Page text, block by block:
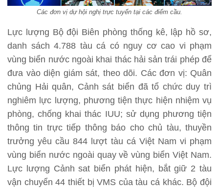
Các đơn vị dự hội nghị trực tuyến tại các điểm cầu.
Lực lượng Bộ đội Biên phòng thống kê, lập hồ sơ,
danh sách 4.788 tàu cá có nguy cơ cao vi phạm
vùng biển nước ngoài khai thác hải sản trái phép để
đưa vào diện giám sát, theo dõi. Các đơn vị: Quân
chủng Hải quân, Cảnh sát biển đã tổ chức duy trì
nghiêm lực lượng, phương tiện thực hiện nhiệm vụ
phòng, chống khai thác IUU; sử dụng phương tiện
thông tin trực tiếp thông báo cho chủ tàu, thuyền
trưởng yêu cầu 844 lượt tàu cá Việt Nam vi phạm
vùng biển nước ngoài quay về vùng biển Việt Nam.
Lực lượng Cảnh sat biển phát hiện, bắt giữ 2 tàu
vận chuyển 44 thiết bị VMS của tàu cá khác. Bộ đội